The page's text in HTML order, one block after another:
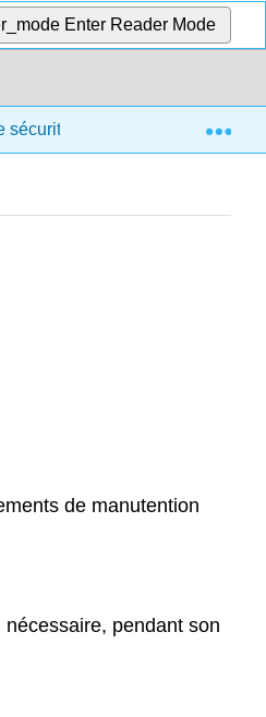
Enter Reader Mode
et de santé destinés
de manutention
pendant son